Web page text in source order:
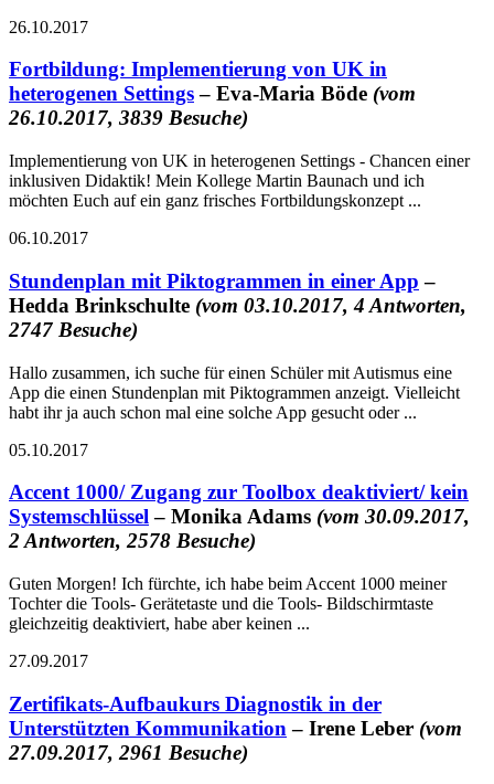
26.10.2017
Fortbildung: Implementierung von UK in
heterogenen Settings– Eva-Maria Böde (vom
26.10.2017, 3839 Besuche)
Implementierung von UK in heterogenen Settings - Chancen einer
inklusiven Didaktik! Mein Kollege Martin Baunach und ich
möchten Euch auf ein ganz frisches Fortbildungskonzept ...
06.10.2017
Stundenplan mit Piktogrammen in einer App –
Hedda Brinkschulte (vom 03.10.2017, 4 Antworten,
2747 Besuche)
Hallo zusammen, ich suche für einen Schüler mit Autismus eine
App die einen Stundenplan mit Piktogrammen anzeigt. Vielleicht
habt ihr ja auch schon mal eine solche App gesucht oder ...
05.10.2017
Accent 1000/ Zugang zur Toolbox deaktiviert/ kein
Systemschlüssel– Monika Adams (vom 30.09.2017,
2 Antworten, 2578 Besuche)
Guten Morgen! Ich fürchte, ich habe beim Accent 1000 meiner
Tochter die Tools- Gerätetaste und die Tools- Bildschirmtaste
gleichzeitig deaktiviert, habe aber keinen ...
27.09.2017
Zertifikats-Aufbaukurs Diagnostik in der
Unterstützten Kommunikation – Irene Leber (vom
27.09.2017, 2961 Besuche)